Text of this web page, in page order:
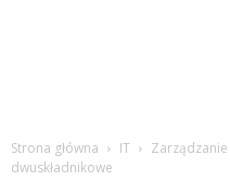
Strona główna IT
dwuskładnikowe